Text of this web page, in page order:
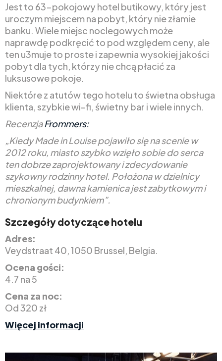
Jest to 63-pokojowy hotel butikowy, który jest
uroczym miejscem na pobyt, który nie złamie
banku. Wiele miejsc noclegowych może
naprawdę podkręcić to pod względem ceny, ale
ten u3muje to proste i zapewnia wysokiej jakości
pobyt dla tych, którzy nie chcą płacić za
luksusowe pokoje.
Niektóre z atutów tego hotelu to świetna obsługa
klienta, szybkie wi-fi, świetny bar i wiele innych.
RecenzjaFrommers:
„Kiedy Made in Louise pojawiło się na scenie w
2012 roku, miasto szybko wzięło sobie do serca
ten dobrze zaprojektowany i zdecydowanie
szykowny rodzinny hotel. Położona w dzielnicy
mieszkalnej, dawna kamienica jest zabytkowym i
chronionym budynkiem”.
Szczegóły dotyczące hotelu
Adres:
Veydstraat 40, 1050 Brussel, Belgia.
Ocena gości:
4.7 na 5
Cena za noc:
Od 320 zł
Więcej informacji